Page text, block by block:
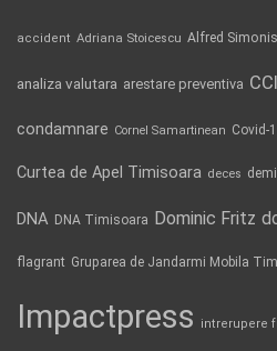
accident Adriana Stoicescu Alfred Simonis
analiza valutara arestare preventiva
condamnare Cornel Samartinean Covid-
Curtea de Apel Timisoara deces
DNA DNA Timisoara Dominic Fritz
flagrant Gruparea de Jandarmi Mobila
Impactpress intrerupere